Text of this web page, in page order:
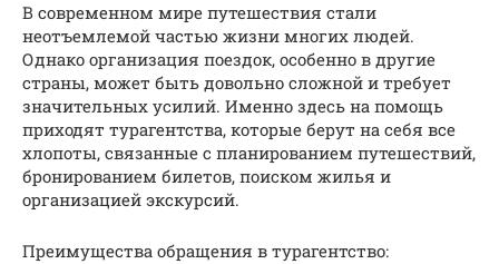
В современном мире путешествия стали
неотъемлемой частью жизни многих людей.
Однако организация поездок, особенно в другие
страны, может быть довольно сложной и требует
значительных усилий. Именно здесь на помощь
приходят турагентства, которые берут на себя все
хлопоты, связанные с планированием путешествий,
бронированием билетов, поиском жилья и
организацией экскурсий.
Преимущества обращения в турагентство: